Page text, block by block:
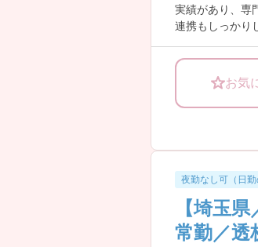
実績があり、専
連携もしっかり
■ 働き方を選べ
→ 自分らしい働
■ 子育て世代も
育児と仕事を両
お気
夜勤なし可（日勤
【埼玉
常勤／透